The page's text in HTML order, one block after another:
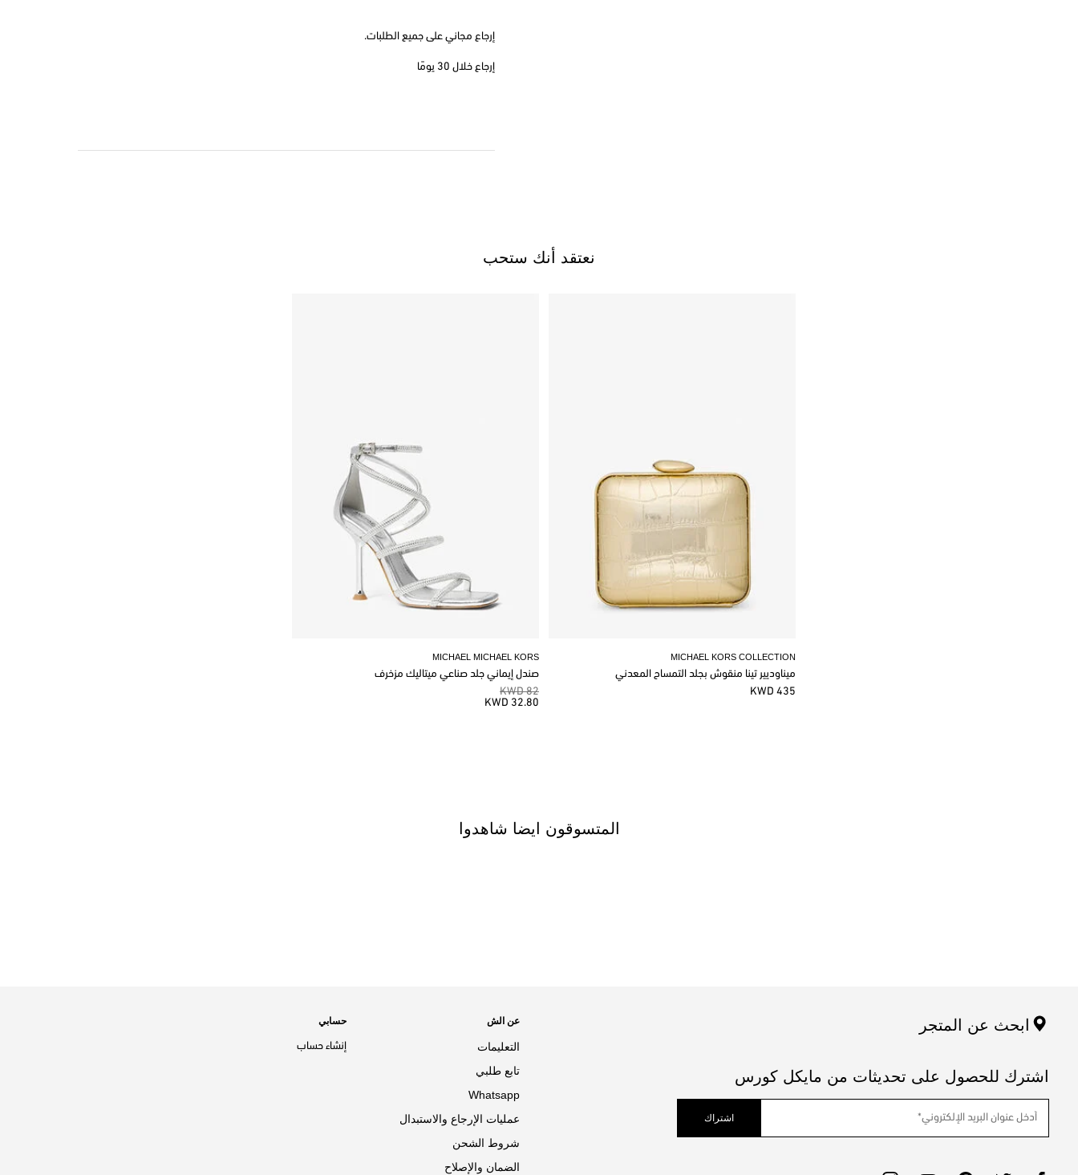
إرجاع مجاني على جميع الطلبات.
إرجاع خلال 30 يومًا
نعتقد أنك ستحب
MICHAEL MICHAEL KORS
صندل إيماني جلد صناعي ميتاليك مزخرف
82 KWD
32.80 KWD
MICHAEL KORS COLLECTION
ميناوديير تينا منقوش بجلد التمساح المعدني
435 KWD
المتسوقون ايضا شاهدوا
ابحث عن المتجر
اشترك للحصول على تحديثات من مايكل كورس
اشتراك
عن الش
التعليمات
تابع طلبي
Whatsapp
عمليات الإرجاع والاستبدال
شروط الشحن
الضمان والإصلاح
حسابي
إنشاء حساب